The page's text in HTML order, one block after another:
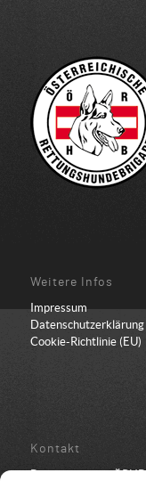
Weitere Infos
Impressum
Datenschutzerklärung
Cookie-Richtlinie (EU)
Kontakt
Bundesbüro der ÖRHB